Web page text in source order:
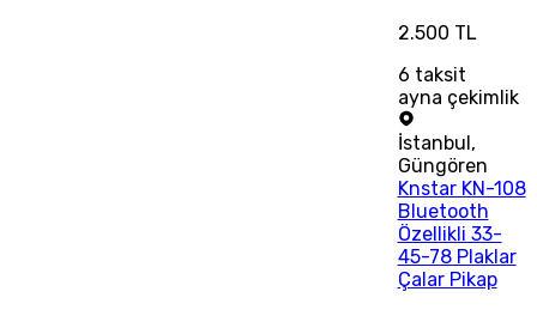
2.500 TL
6 taksit
ayna çekimlik
İstanbul,
Güngören
Knstar KN-108
Bluetooth
Özellikli 33-
45-78 Plaklar
Çalar Pikap